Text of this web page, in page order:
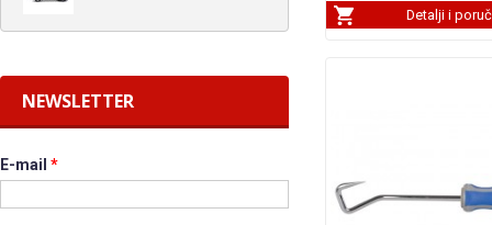
NEWSLETTER
E-mail *
Detalji i